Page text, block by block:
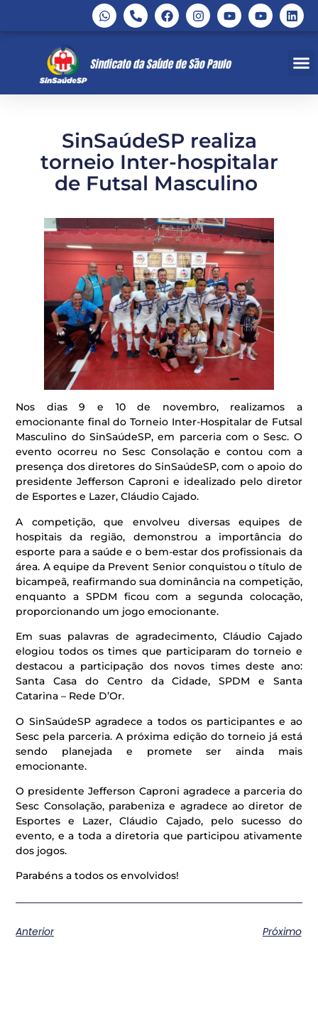
SinSaúdeSP realiza
torneio Inter-hospitalar
de Futsal Masculino
Nos dias 9 e 10 de novembro, realizamos a
emocionante final do Torneio Inter-Hospitalar de Futsal
Masculino do SinSaúdeSP, em parceria com o Sesc. O
evento ocorreu no Sesc Consolação e contou com a
presença dos diretores do SinSaúdeSP, com o apoio do
presidente Jefferson Caproni e idealizado pelo diretor
de Esportes e Lazer, Cláudio Cajado.
A competição, que envolveu diversas equipes de
hospitais da região, demonstrou a importância do
esporte para a saúde e o bem-estar dos profissionais da
área. A equipe da Prevent Senior conquistou o título de
bicampeã, reafirmando sua dominância na competição,
enquanto a SPDM ficou com a segunda colocação,
proporcionando um jogo emocionante.
Em suas palavras de agradecimento, Cláudio Cajado
elogiou todos os times que participaram do torneio e
destacou a participação dos novos times deste ano:
Santa Casa do Centro da Cidade, SPDM e Santa
Catarina – Rede D’Or.
O SinSaúdeSP agradece a todos os participantes e ao
Sesc pela parceria. A próxima edição do torneio já está
sendo planejada e promete ser ainda mais
emocionante.
O presidente Jefferson Caproni agradece a parceria do
Sesc Consolação, parabeniza e agradece ao diretor de
Esportes e Lazer, Cláudio Cajado, pelo sucesso do
evento, e a toda a diretoria que participou ativamente
dos jogos.
Parabéns a todos os envolvidos!
Anterior Próximo